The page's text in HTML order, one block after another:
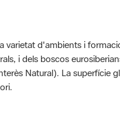
varietat d'ambients i
i dels boscos
Natural). La superfície